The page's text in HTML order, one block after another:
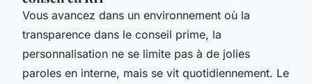
Vous avancez dans un environnement où la
transparence dans le conseil prime, la
personnalisation ne se limite pas à de jolies
paroles en interne, mais se vit quotidiennement. Le